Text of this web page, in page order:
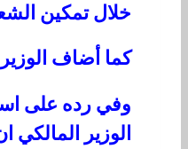
خلال تمكين الشعب
كما أضاف
وفي رده على
الوزير